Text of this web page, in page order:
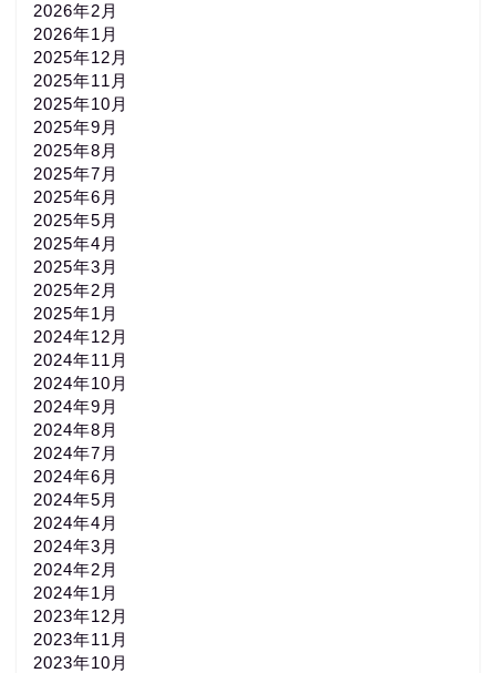
2026年2月
2026年1月
2025年12月
2025年11月
2025年10月
2025年9月
2025年8月
2025年7月
2025年6月
2025年5月
2025年4月
2025年3月
2025年2月
2025年1月
2024年12月
2024年11月
2024年10月
2024年9月
2024年8月
2024年7月
2024年6月
2024年5月
2024年4月
2024年3月
2024年2月
2024年1月
2023年12月
2023年11月
2023年10月